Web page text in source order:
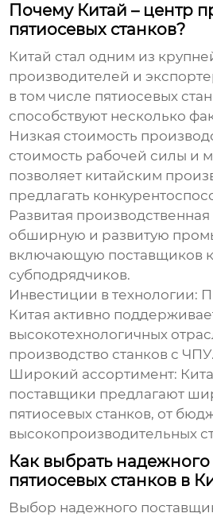
Почему Китай – центр
пятиосевых станков?
Китай стал одним из
производителей и
в том числе пятиосевых
способствуют несколько
Низкая стоимость
стоимость рабочей силы и
позволяет китайским
предлагать
Развитая производственная
обширную и развитую
включающую поставщиков
субподрядчиков.
Инвестиции в технологии:
Китая активно
высокотехнологичных
производство станков с ЧПУ.
Широкий ассортимент:
поставщики предлагают
пятиосевых станков, от
высокопроизводительных
Как выбрать
пятиосевых станков в
Выбор надежного